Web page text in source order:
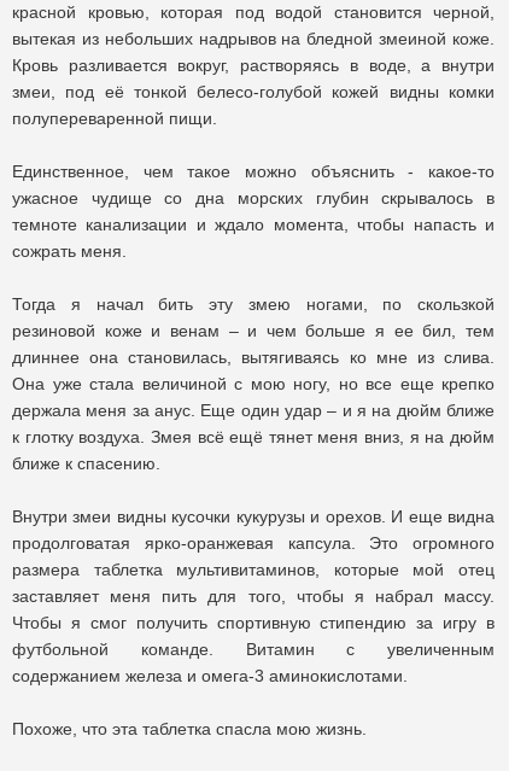
красной кровью, которая под водой становится черной,
вытекая из небольших надрывов на бледной змеиной коже.
Кровь разливается вокруг, растворяясь в воде, а внутри
змеи, под её тонкой белесо-голубой кожей видны комки
полупереваренной пищи.
Единственное, чем такое можно объяснить - какое-то
ужасное чудище со дна морских глубин скрывалось в
темноте канализации и ждало момента, чтобы напасть и
сожрать меня.
Тогда я начал бить эту змею ногами, по скользкой
резиновой коже и венам – и чем больше я ее бил, тем
длиннее она становилась, вытягиваясь ко мне из слива.
Она уже стала величиной с мою ногу, но все еще крепко
держала меня за анус. Еще один удар – и я на дюйм ближе
к глотку воздуха. Змея всё ещё тянет меня вниз, я на дюйм
ближе к спасению.
Внутри змеи видны кусочки кукурузы и орехов. И еще видна
продолговатая ярко-оранжевая капсула. Это огромного
размера таблетка мультивитаминов, которые мой отец
заставляет меня пить для того, чтобы я набрал массу.
Чтобы я смог получить спортивную стипендию за игру в
футбольной команде. Витамин с увеличенным
содержанием железа и омега-3 аминокислотами.
Похоже, что эта таблетка спасла мою жизнь.